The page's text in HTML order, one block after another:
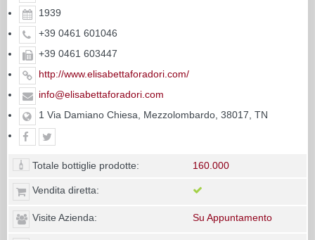
1939
+39 0461 601046
+39 0461 603447
http://www.elisabettaforadori.com/
info@elisabettaforadori.com
1 Via Damiano Chiesa, Mezzolombardo, 38017, TN
Totale bottiglie prodotte: 160.000
Vendita diretta:
Visite Azienda: Su Appuntamento